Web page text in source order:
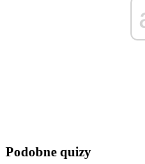
Podobne quizy